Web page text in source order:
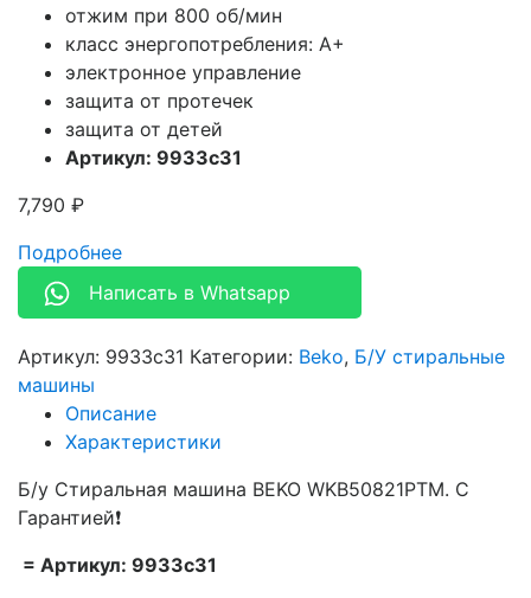
отжим при 800 об/мин
класс энергопотребления: A+
электронное управление
защита от протечек
защита от детей
Артикул: 9933c31
7,790 ₽
Подробнее
Написать в Whatsapp
Артикул: 9933c31 Категории: Beko, Б/У стиральные
машины
Описание
Характеристики
Б/у Стиральная машина BEKO WKB50821PTM. С
Гарантией❗
= Артикул: 9933c31